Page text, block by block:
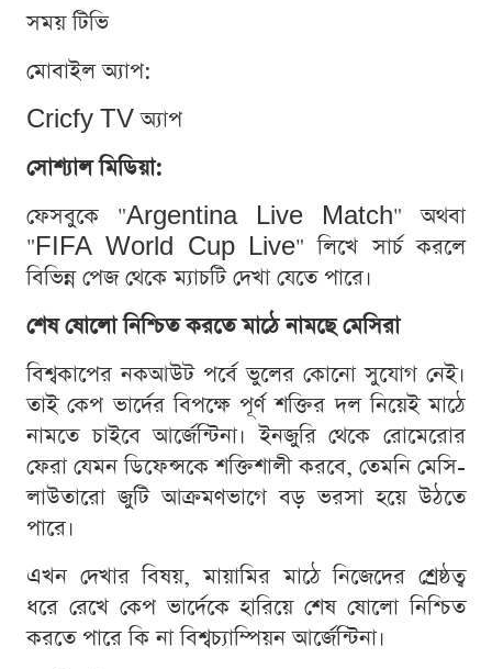
সময় টিভি
মোবাইল অ্যাপ:
Cricfy TV অ্যাপ
সোশ্যাল মিডিয়া:
ফেসবুকে "Argentina Live Match" অথবা
"FIFA World Cup Live" লিখে সার্চ করলে
বিভিন্ন পেজ থেকে ম্যাচটি দেখা যেতে পারে।
শেষ ষোলো নিশ্চিত করতে মাঠে নামছে মেসিরা
বিশ্বকাপের নকআউট পর্বে ভুলের কোনো সুযোগ নেই।
তাই কেপ ভার্দের বিপক্ষে পূর্ণ শক্তির দল নিয়েই মাঠে
নামতে চাইবে আর্জেন্টিনা। ইনজুরি থেকে রোমেরোর
ফেরা যেমন ডিফেন্সকে শক্তিশালী করবে, তেমনি মেসি-
লাউতারো জুটি আক্রমণভাগে বড় ভরসা হয়ে উঠতে
পারে।
এখন দেখার বিষয়, মায়ামির মাঠে নিজেদের শ্রেষ্ঠত্ব
ধরে রেখে কেপ ভার্দেকে হারিয়ে শেষ ষোলো নিশ্চিত
করতে পারে কি না বিশ্বচ্যাম্পিয়ন আর্জেন্টিনা।